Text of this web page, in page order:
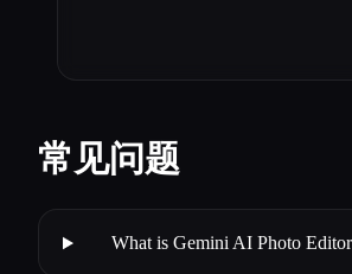
常见问题
What is Gemini AI Photo